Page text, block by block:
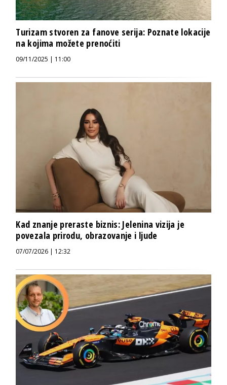
Turizam stvoren za fanove serija: Poznate lokacije
na kojima možete prenoćiti
09/11/2025 | 11:00
Kad znanje preraste biznis: Jelenina vizija je
povezala prirodu, obrazovanje i ljude
07/07/2026 | 12:32